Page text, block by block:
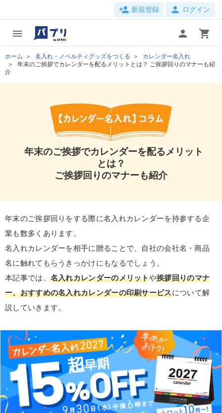
person_add 新規登録 person ログイン
menu person shopping_cart
ホーム 名入れ・ノベルティグッズをつくる
カレンダー名入れ
年末のご挨拶でカレンダーを配るメリットとは？ ご挨拶回りのマナーも紹
介
年末のご挨拶でカレンダーを配るメリット
とは？
ご挨拶回りのマナーも紹介
年末のご挨拶回りをする際に名入れカレンダーを持参する企
業も数多くあります。
名入れカレンダーを相手に贈ることで、自社の会社名・商品
名に触れてもらうきっかけにもなるでしょう。
本記事では、 名入れカレンダーのメリットや挨拶回りのマナ
ー、おすすめの名入れカレンダーの印刷サービスについて解
説していきます。